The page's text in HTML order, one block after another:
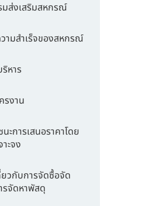
มส่งเสริมสหกรณ์
ามสำเร็จของสหกรณ์
หาร
รงาน
ะการเสนอราคาโดย
าะจง
ยวกับการจัดซื้อจัด
รจัดหาพัสดุ